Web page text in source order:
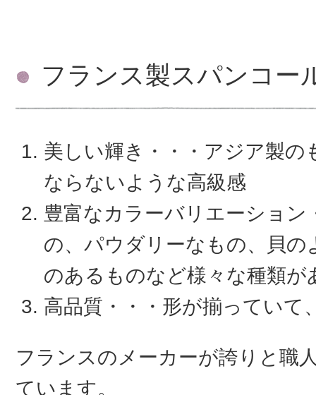
フランス製スパンコー
美しい輝き・・・アジア製の
ならないような高級感
豊富なカラーバリエーション
の、パウダリーなもの、貝の
のあるものなど様々な種類が
高品質・・・形が揃っていて
フランスのメーカーが誇りと職
ています。